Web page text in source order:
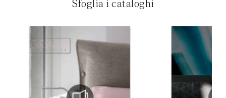
Sfoglia i cataloghi